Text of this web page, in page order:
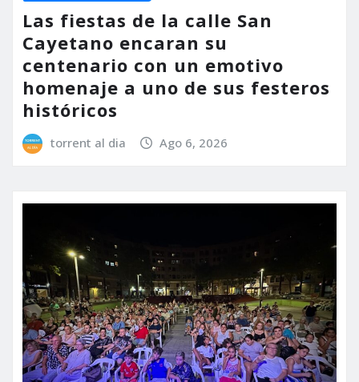
Las fiestas de la calle San
Cayetano encaran su
centenario con un emotivo
homenaje a uno de sus festeros
históricos
torrent al dia Ago 6, 2026